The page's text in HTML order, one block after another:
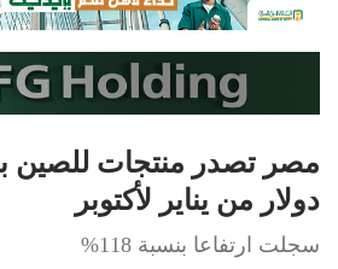
دولار من يناير لأكتوبر
سجلت ارتفاعا بنسبة 118%